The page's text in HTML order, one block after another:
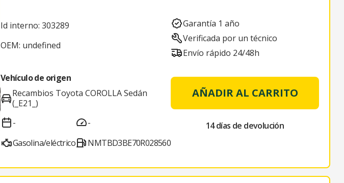
Id interno: 303289
OEM: undefined
Vehículo de origen
Recambios Toyota COROLLA Sedán
(_E21_)
-
Gasolina/eléctrico
-
NMTBD3BE70R028560
Garantía 1 año
Verificada por un técnico
Envío rápido 24/48h
AÑADIR AL CARRITO
14 días de devolución